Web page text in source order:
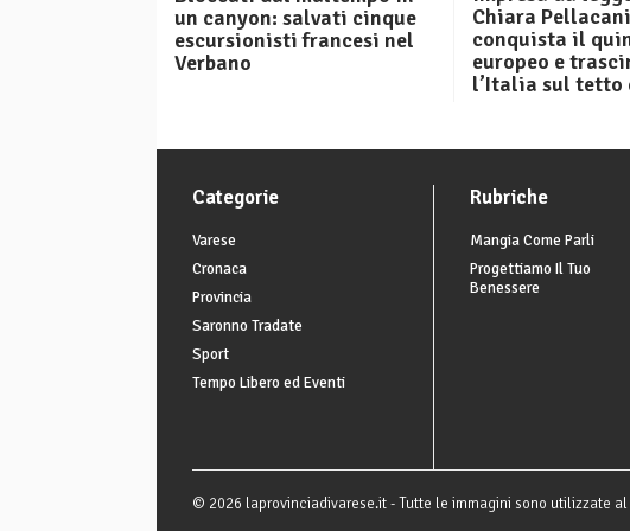
un canyon: salvati cinque
escursionisti francesi nel
Verbano
Chiara Pellacani
conquista il
europeo e
l’Italia sul tetto
Categorie
Varese
Cronaca
Provincia
Saronno Tradate
Sport
Tempo Libero ed Eventi
Rubriche
Mangia Come Parli
Progettiamo Il Tuo
Benessere
© 2026 laprovinciadivarese.it - Tutte le immagini sono utilizzate